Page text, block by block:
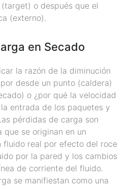
o después que el
(externo).
en Secado
la razón de la diminución
desde un punto (caldera)
o ¿por qué la velocidad
entrada de los paquetes y
pérdidas de carga son
que se originan en un
fluido real por efecto del roce
por la pared y los cambios
de corriente del fluido.
se manifiestan como una